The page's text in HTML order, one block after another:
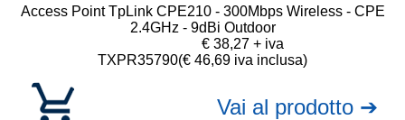
Access Point TpLink CPE210 - 300Mbps Wireless - CPE
2.4GHz - 9dBi Outdoor
TXPR35790
€ 38,27 + iva
(€ 46,69 iva inclusa)
Vai al prodotto ➔